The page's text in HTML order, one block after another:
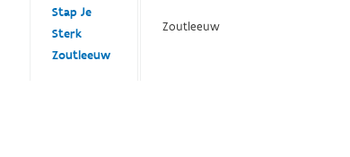
Stap Je
Sterk
Zoutleeuw
Zoutleeuw